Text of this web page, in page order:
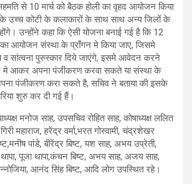
से 10 मार्च को बैठक होली का वृहद आयोजन किया
उच्च कोटी के कलाकारों के साथ साथ अन्य जिलों के
उन्होंने कहा कि ऐसी योजना बनाई गई है कि 12
का आयोजन संस्था के प्राँगन मे किया जाए, जिसमे
व सांत्वना पुरुस्कार दिये जाएंगे, इसमे आवेदन करने
मे आकर अपना पंजीकरण करवा सकते या संस्था के
पंजीकरण करा सकते है, सचिव ने बताया की इसके
शुरु कर दी गई हैं।
मनोज साह, उपसचिव रोहित साह, कोषाध्यक्ष ललित
महाराज, हरेंद्र वर्मा,भरत गोस्वामी, चंद्रशेखर
पांडे, बीरेंद्र बिष्ट, यश साह, अभय उप्रेती,
थापा, पूजा थापा,कंचन बिष्ट, अभय साह, अजय साह,
आनंद सिंह बिष्ट, आदि लोग उपस्थित रहे।